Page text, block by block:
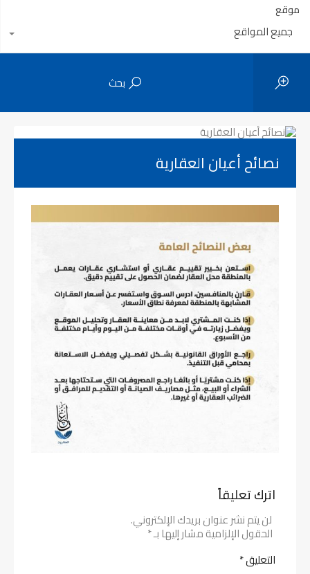
موقع
جميع المواقع
بحث
نصائح أعيان العقارية
اترك تعليقاً
لن يتم نشر عنوان بريدك الإلكتروني.
الحقول الإلزامية مشار إليها بـ*
التعليق*